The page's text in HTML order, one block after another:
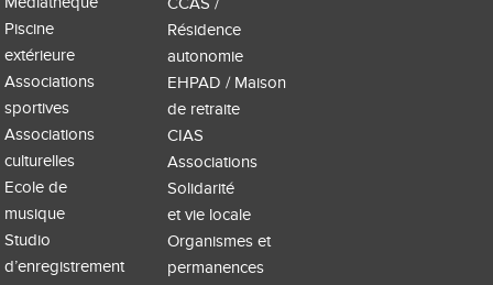
Piscine
extérieure
Associations
sportives
Associations
culturelles
Ecole de
musique
Studio
d’enregistrement
CCAS /
Résidence
autonomie
EHPAD / Maison
de retraite
CIAS
Associations
Solidarité
et vie locale
Organismes et
permanences